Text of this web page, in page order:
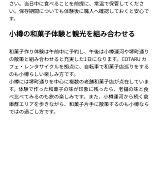
さい。当日中に食べることを前提に、常温で保管してくださ
い。保存期間についても体験後に職人へ確認しておくと安心で
す。
小樽の和菓子体験と観光を組み合わせる
和菓子作り体験は午前中に予約し、午後は小樽運河や堺町通り
の散策と組み合わせると充実した1日になります。COTARU カ
フェ・レンタサイクルを拠点に、自転車で和菓子店巡りをする
のも小樽らしい楽しみ方です。
小樽には堺町通りを中心に複数の老舗和菓子店が点在していま
す。体験で作った和菓子の味が印象に残ったら、老舗の味と食
べ比べてみるのも旅の楽しみです。また、小樽運河から続く倉
庫群エリアを歩きながら、和菓子片手に散策するのも小樽なら
ではの過ごし方です。